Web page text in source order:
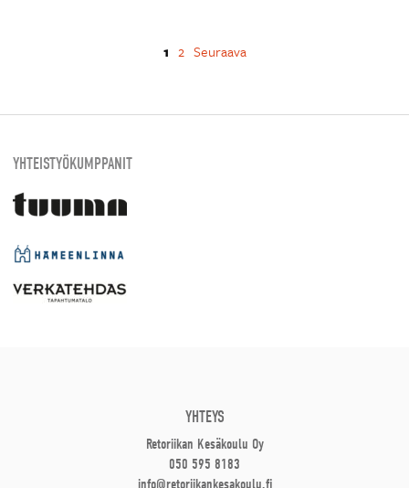
1 2 Seuraava
YHTEISTYÖKUMPPANIT
YHTEYS
Retoriikan Kesäkoulu Oy
050 595 8183
info@retoriikankesakoulu.fi